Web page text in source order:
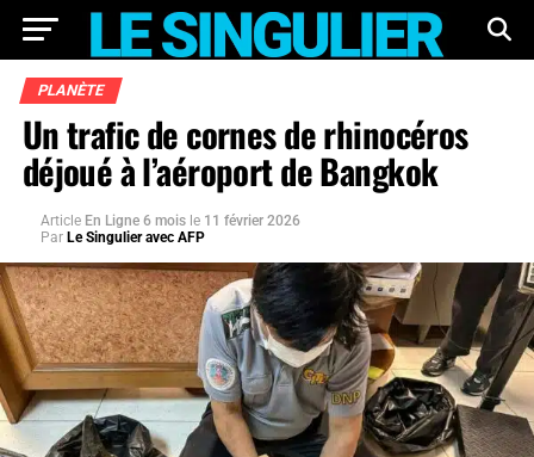
PLANÈTE
Un trafic de cornes de rhinocéros
déjoué à l’aéroport de Bangkok
Article En Ligne 6 mois le 11 février 2026
Par Le Singulier avec AFP